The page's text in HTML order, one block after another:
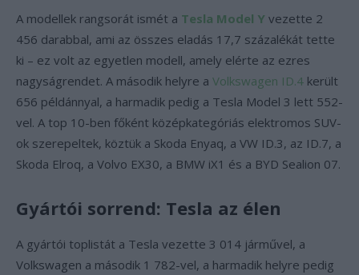
A modellek rangsorát ismét a Tesla Model Y vezette 2
456 darabbal, ami az összes eladás 17,7 százalékát tette
ki – ez volt az egyetlen modell, amely elérte az ezres
nagyságrendet. A második helyre a Volkswagen ID.4 került
656 példánnyal, a harmadik pedig a Tesla Model 3 lett 552-
vel. A top 10-ben főként középkategóriás elektromos SUV-
ok szerepeltek, köztük a Skoda Enyaq, a VW ID.3, az ID.7, a
Skoda Elroq, a Volvo EX30, a BMW iX1 és a BYD Sealion 07.
Gyártói sorrend: Tesla az élen
A gyártói toplistát a Tesla vezette 3 014 járművel, a
Volkswagen a második 1 782-vel, a harmadik helyre pedig